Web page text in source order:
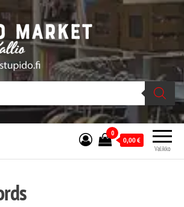
– verkossa ja kivijalassa
Stupido Market on vaihtoehtomusaan
erikoistunut verkko- sekä
kivijalkakauppa Helsingissä Kallion
sydämessä.
Valikko
0
0,00€